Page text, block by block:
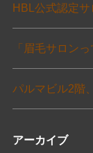
HBL公式認定サ
「眉毛サロン
パルマビル2階
アーカイブ